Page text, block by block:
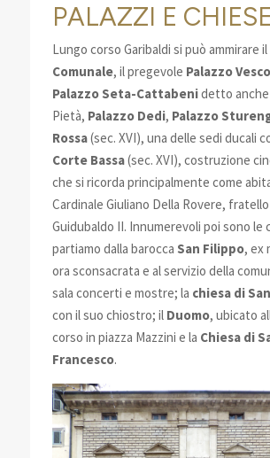
PALAZZI E CHIESE
Lungo corso Garibaldi si può ammirare il
Comunale, il pregevole Palazzo
Palazzo Seta-Cattabenidetto anche
Pietà, Palazzo Dedi, Palazzo
Rossa(sec. XVI), una delle sedi ducali
Corte Bassa(sec. XVI), costruzione
che si ricorda principalmente come
Cardinale Giuliano Della Rovere,
Guidubaldo II. Innumerevoli poi sono le
partiamo dalla barocca San Filippo, ex
ora sconsacrata e al servizio della
sala concerti e mostre; la chiesa di
con il suo chiostro; il Duomo, ubicato
corso in piazza Mazzini e la Chiesa di
Francesco.